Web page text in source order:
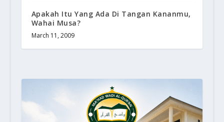
Apakah Itu Yang Ada Di Tangan Kananmu,
Wahai Musa?
March 11, 2009